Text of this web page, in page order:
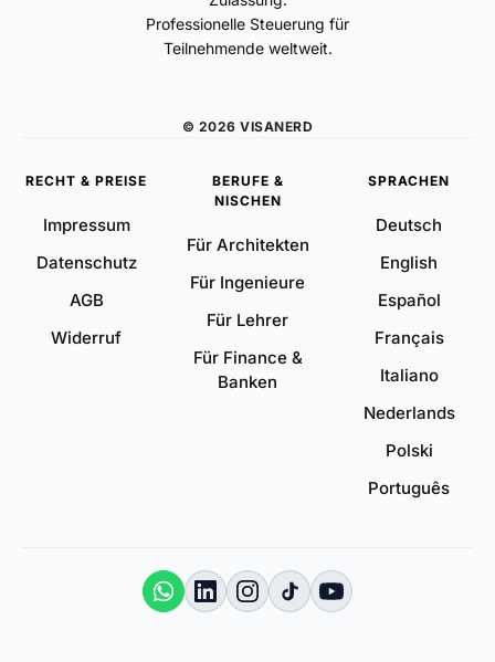
Professionelle Steuerung für
Teilnehmende weltweit.
© 2026 VISANERD
RECHT & PREISE
Impressum
Datenschutz
AGB
Widerruf
BERUFE &
NISCHEN
Für Architekten
Für Ingenieure
Für Lehrer
Für Finance &
Banken
SPRACHEN
Deutsch
English
Español
Français
Italiano
Nederlands
Polski
Português